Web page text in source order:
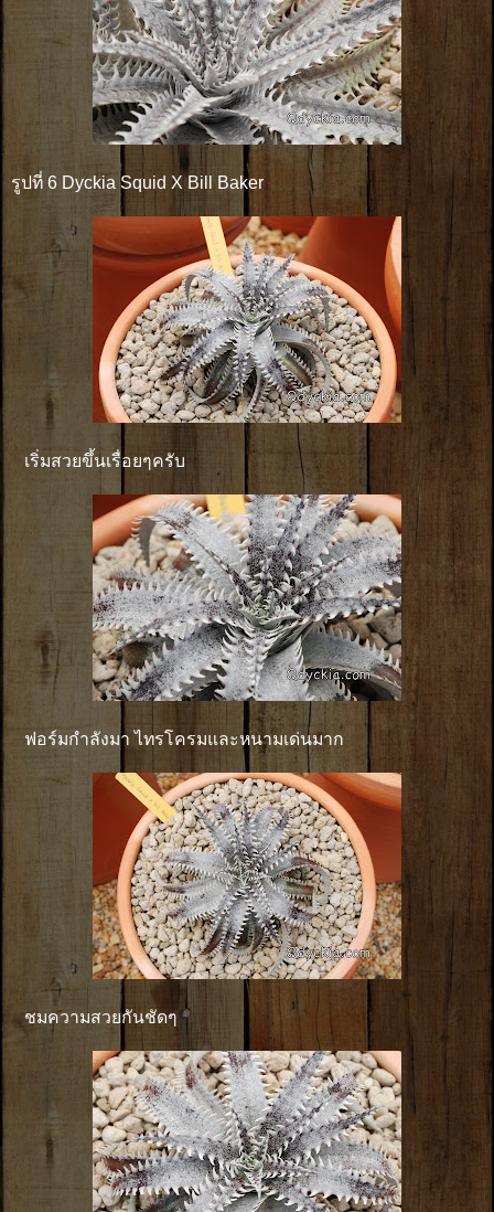
รูปที่ 6 Dyckia Squid X Bill Baker
เริ่มสวยขึ้นเรื่อยๆครับ
ฟอร์มกำลังมา ไทรโครมและหนามเด่นมาก
ชมความสวยกันชัดๆ